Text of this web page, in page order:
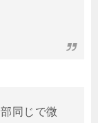
同じで微